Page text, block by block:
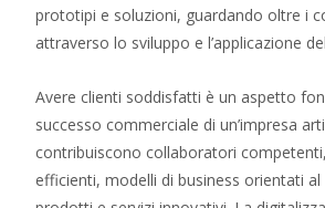
prototipi e soluzioni, guardando oltre i
attraverso lo sviluppo e l’applicazione
Avere clienti soddisfatti è un aspetto
successo commerciale di un’impresa
contribuiscono collaboratori
efficienti, modelli di business orientati